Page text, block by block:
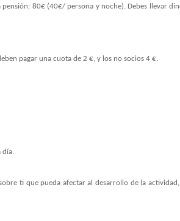
pensión: 80€ (40€/ persona y noche). Debes llevar
pagar una cuota de 2 €, y los no socios 4 €.
día.
ti que pueda afectar al desarrollo de la